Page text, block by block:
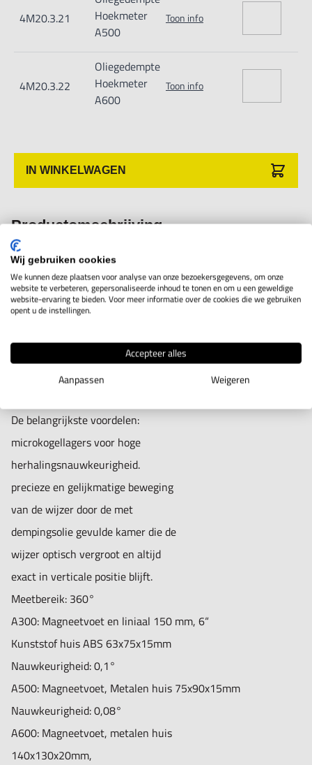
Meetbereik: 360°
Kunststof huis ABS 63x75x15mm
Nauwkeurigheid: 0,1°
A600:Magneetvoet, metalen huis
4M20.3.21
Hoekmeter
A500
Toon info
4M20.3.22
Oliegedempte
Hoekmeter
A600
Toon info
IN WINKELWAGEN
Productomschrijving
Lichtgewicht en duurzame hoekmeter voor vele doeleinden
geschikt. Zie de verschillende afbeeldingen. Bekroond met de
internationale prijs ‘Good product’ in Geneve Zwitserland.
gebruiksvriendelijke ontwerp met de meest absolute
meetnauwkeurigheid maakt deze hoekmeter tot een stuk
De belangrijkste voordelen:
microkogellagers voor hoge
herhalingsnauwkeurigheid.
precieze en gelijkmatige beweging
van de wijzer door de met
dempingsolie gevulde kamer die de
wijzer optisch vergroot en altijd
exact in verticale positie blijft.
Meetbereik: 360°
A300: Magneetvoet en liniaal 150 mm, 6“
Kunststof huis ABS 63x75x15mm
Nauwkeurigheid: 0,1°
A500: Magneetvoet, Metalen huis 75x90x15mm
Nauwkeurigheid: 0,08°
A600: Magneetvoet, metalen huis
140x130x20mm,
Wij gebruiken cookies
We kunnen deze plaatsen voor analyse van onze bezoekersgegevens, om onze
website te verbeteren, gepersonaliseerde inhoud te tonen en om u een geweldige
website-ervaring te bieden. Voor meer informatie over de cookies die we gebruiken
opent u de instellingen.
Accepteer alles
Aanpassen
Weigeren